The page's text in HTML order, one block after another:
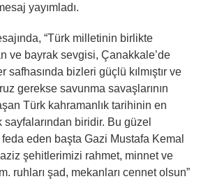
yayımladı.
“Türk milletinin birlikte
ve bayrak sevgisi, Çanakkale’de
bizleri güçlü kılmıştır ve
gerekse savunma savaşlarının
Türk kahramanlık tarihinin en
biridir. Bu güzel
feda eden başta Gazi Mustafa Kemal
şehitlerimizi rahmet, minnet ve
ruhları şad, mekanları cennet olsun”